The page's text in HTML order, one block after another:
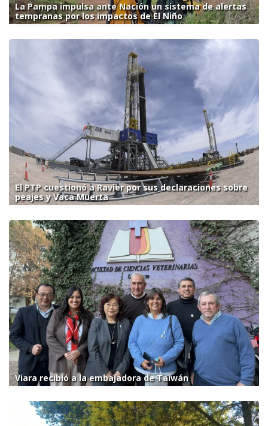
La Pampa impulsa ante Nación un sistema de alertas
tempranas por los impactos de El Niño
El PTP cuestionó a Ravier por sus declaraciones sobre
peajes y Vaca Muerta
Viara recibió a la embajadora de Taiwán